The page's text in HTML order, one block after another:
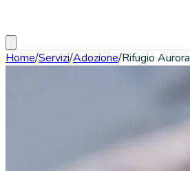
Home/Servizi/Adozione/Rifugio Aurora